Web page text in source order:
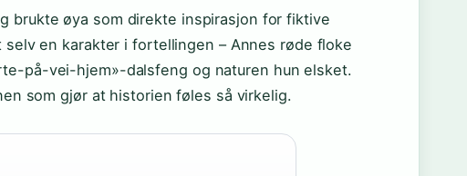
brukte øya som direkte inspirasjon for fiktive
en karakter i fortellingen – Annes røde floke
på-vei-hjem»-dalsfeng og naturen hun elsket.
som gjør at historien føles så virkelig.